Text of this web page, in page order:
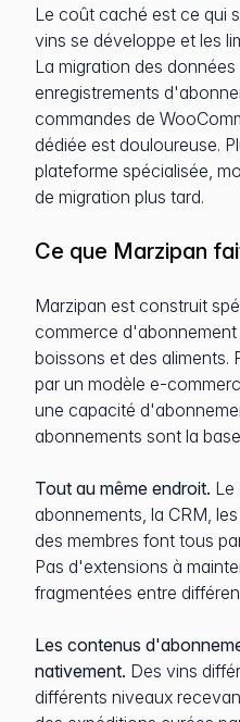
Le coût caché est ce qui
vins se développe et les
La migration des
enregistrements
commandes de
dédiée est douloureuse.
plateforme spécialisée,
de migration plus tard.
Ce que Marzipan
Marzipan est construit
commerce
boissons et des aliments.
par un modèle e-
une capacité
abonnements sont la
Tout au même endroit. Le
abonnements, la CRM,
des membres font tous
Pas d'extensions à
fragmentées entre
Les contenus
nativement. Des vins
différents niveaux